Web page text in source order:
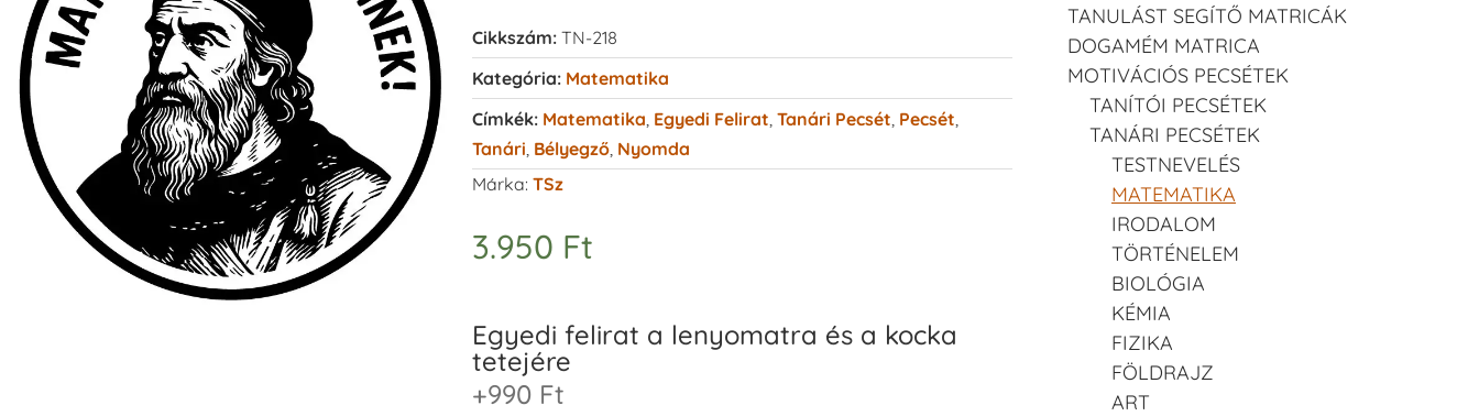
Cikkszám: TN-218
Kategória: Matematika
Címkék: Matematika Egyedi Felirat Tanári Pecsét Pecsét
Tanári Bélyegző, Nyomda
Márka: TSz
3.950 Ft
Egyedi felirat a lenyomatra és a kocka
tetejére
+990 Ft
TANULÁST SEGÍTŐ MATRICÁK
DOGAMÉM MATRICA
MOTIVÁCIÓS PECSÉTEK
TANÍTÓI PECSÉTEK
TANÁRI PECSÉTEK
TESTNEVELÉS
MATEMATIKA
IRODALOM
TÖRTÉNELEM
BIOLÓGIA
KÉMIA
FIZIKA
FÖLDRAJZ
ART